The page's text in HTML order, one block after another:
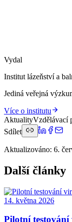
Vydal
Institut lázeňství a
Jediná veřejná
Více o institutu
AktualityVzdělávací
Sdílet
Aktualizováno: 6.
Další články
14. května 2026
Pilotní